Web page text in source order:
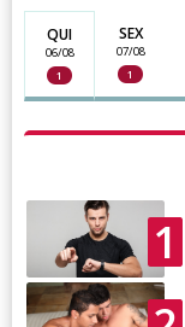
QUI
06/08
1
SEX
07/08
1
1